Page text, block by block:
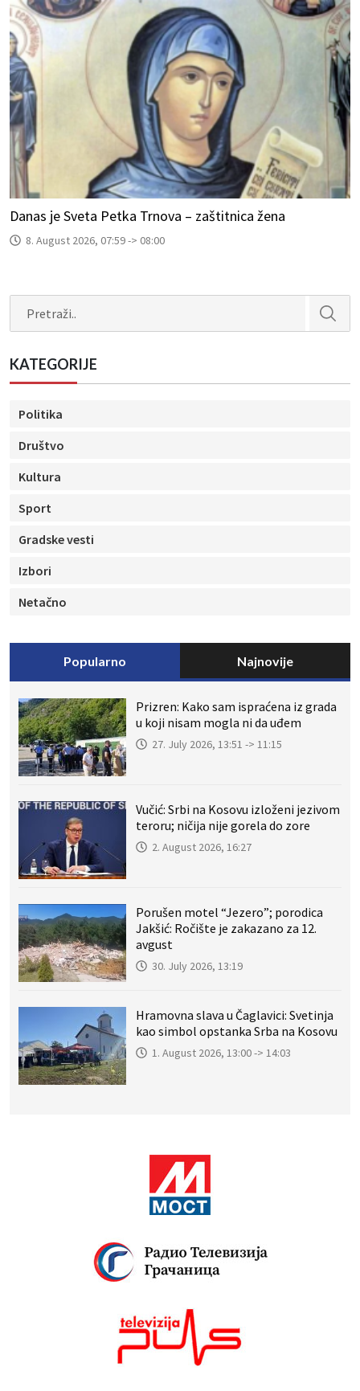
Danas je Sveta Petka Trnova – zaštitnica žena
8. August 2026, 07:59 -> 08:00
KATEGORIJE
Politika
Društvo
Kultura
Sport
Gradske vesti
Izbori
Netačno
Popularno Najnovije
Prizren: Kako sam ispraćena iz grada
u koji nisam mogla ni da uđem
27. July 2026, 13:51 -> 11:15
Vučić: Srbi na Kosovu izloženi jezivom
teroru; ničija nije gorela do zore
2. August 2026, 16:27
Porušen motel “Jezero”; porodica
Jakšić: Ročište je zakazano za 12.
avgust
30. July 2026, 13:19
Hramovna slava u Čaglavici: Svetinja
kao simbol opstanka Srba na Kosovu
1. August 2026, 13:00 -> 14:03